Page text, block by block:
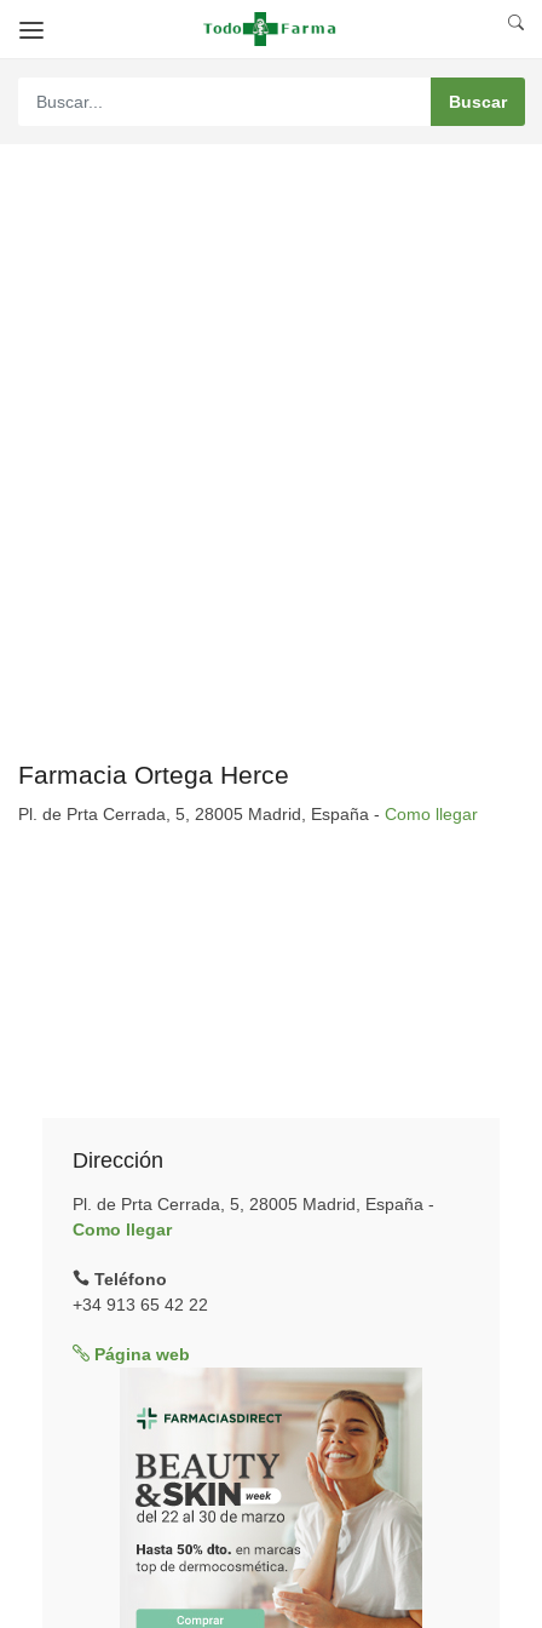
Farmacia Ortega Herce
Pl. de Prta Cerrada, 5, 28005 Madrid, España - Como llegar
Dirección
Pl. de Prta Cerrada, 5, 28005 Madrid, España -
Como llegar
Teléfono
+34 913 65 42 22
Página web